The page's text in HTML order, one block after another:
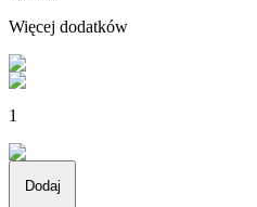
Więcej dodatków
1
Dodaj